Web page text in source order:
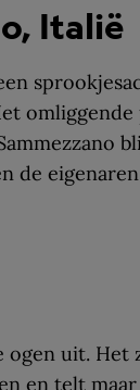
Italië
de
ogen uit. Het
en telt